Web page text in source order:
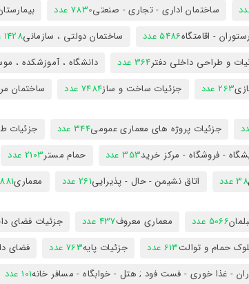
ساختمان اداری - تجاری - صنعتی7830 عدد
- اقامتگاه5486 عدد ساختمان دولتی ، سازمانی1428 عدد
و طراحی داخلی دفتر364 عدد دانشگاه ، آموزشکده ،
263 عدد جزئیات ساخت و ساز7484 عدد ساختمان
جزئیات پروژه های معماری عمومی344 عدد جزئیات
- فروشگاه - مرکز خرید353 عدد حمام مستر2103 عدد
38 عدد اتاق نشیمن - حال - پذیرایی261 عدد معماری881 عدد
5066 عدد معماری معروف437 عدد جزئیات فضای
حمام و توالت613 عدد جزئیات پایه763 عدد فضای
- غذا خوری - فست فود ; هتل - خوابگاه - مسافر خانه101 عدد